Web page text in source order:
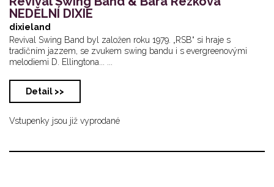
NEDĚLNÍ DIXIE
dixieland
Revival Swing Band byl založen roku 1979. „RSB“ si hraje s
tradičním jazzem, se zvukem swing bandu i s evergreenovými
melodiemi D. Ellingtona... ...
Detail >>
Vstupenky jsou již vyprodané